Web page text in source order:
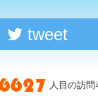
tweet
人目の訪